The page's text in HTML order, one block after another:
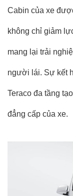
Cabin của xe
không chỉ giảm
mang lại trải
người lái. Sự kết
Teraco đa tầng
đẳng cấp của xe.